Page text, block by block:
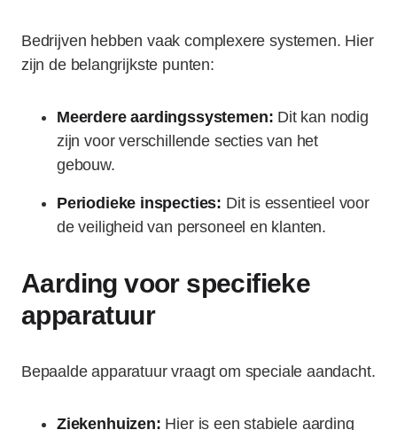
Bedrijven hebben vaak complexere systemen. Hier
zijn de belangrijkste punten:
Meerdere aardingssystemen: Dit kan nodig
zijn voor verschillende secties van het
gebouw.
Periodieke inspecties: Dit is essentieel voor
de veiligheid van personeel en klanten.
Aarding voor specifieke
apparatuur
Bepaalde apparatuur vraagt om speciale aandacht.
Ziekenhuizen: Hier is een stabiele aarding